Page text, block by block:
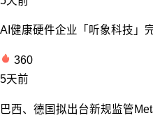
AI健康硬件企业「听象科技」
360
5天前
巴西、德国拟出台新规监管